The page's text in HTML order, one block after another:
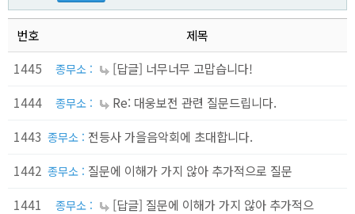
번호
제목
1445
종무소 :
[답글] 너무너무 고맙습니다!
1444
종무소 :
Re: 대웅보전 관련 질문드립니다.
1443 종무소 : 전등사 가을음악회에 초대합니다.
1442 종무소 : 질문에 이해가 가지 않아 추가적으로 질문
1441
종무소 :
[답글] 질문에 이해가 가지 않아 추가적으